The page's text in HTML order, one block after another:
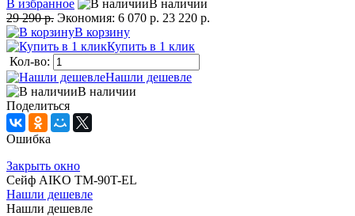
В избранное
В наличии
29 290 р. Экономия: 6 070 р. 23 220 р.
В корзину
Купить в 1 клик
Кол-во:
Нашли дешевле
В наличии
Поделиться
Ошибка
Закрыть окно
Сейф AIKO TM-90T-EL
Нашли дешевле
Нашли дешевле